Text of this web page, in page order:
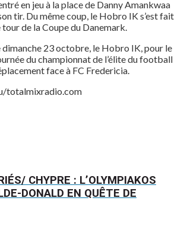
en jeu à la place de Danny Amankwaa
tir. Du même coup, le Hobro IK s’est fait
de la Coupe du Danemark.
dimanche 23 octobre, le Hobro IK, pour le
du championnat de l’élite du football
face à FC Fredericia.
totalmixradio.com
CHYPRE : L’OLYMPIAKOS
DONALD EN QUÊTE DE